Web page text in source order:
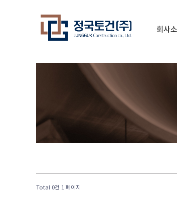
회사
Total 0건 1 페이지